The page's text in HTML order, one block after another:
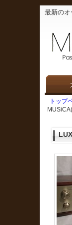
最新の
トップ